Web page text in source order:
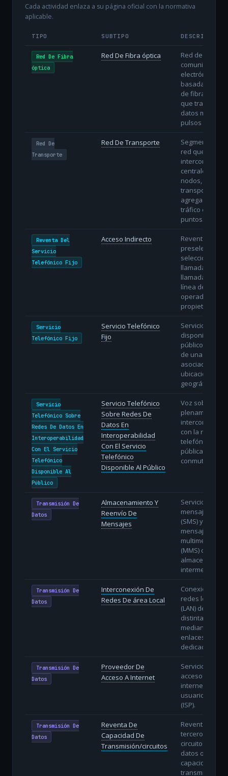
Cada actividad enlaza a su página oficial con la normativa
aplicable.
TIPO SUBTIPO DESCRIPCIÓN
Red De Fibra
óptica
Red De Fibra óptica
Red de
electrónicas
basada en
de fibra óptica
que transmiten
datos
pulsos de luz.
Red De
Transporte
Red De Transporte
Segmento de
red que
interconecta
centrales y
nodos,
transportando
agregados de
tráfico entre
puntos.
Reventa Del
Servicio
Telefónico Fijo
Acceso Indirecto
Reventa con
preselección o
selección
llamada a
llamada sobre
línea del
operador
propietario.
Servicio
Telefónico Fijo
Servicio Telefónico
Fijo
Servicio de voz
disponible al
público a
de una línea
asociada a una
ubicación
geográfica.
Servicio
Telefónico Sobre
Redes De Datos En
Interoperabilidad
Con El Servicio
Telefónico
Disponible Al
Público
Servicio Telefónico
Sobre Redes De
Datos En
Interoperabilidad
Con El Servicio
Telefónico
Disponible Al Público
Voz sobre IP
plenamente
interconectada
con la red
telefónica
pública
conmutada.
Transmisión De
Datos
Almacenamiento Y
Reenvío De
Mensajes
Servicios de
mensajes
(SMS) y
mensajería
multimedia
(MMS) con
intermedio.
Transmisión De
Datos
Interconexión De
Redes De área Local
Conexión de
redes locales
(LAN) de
distintas sedes
mediante
enlaces
dedicados.
Transmisión De
Datos
Proveedor De
Acceso A Internet
Servicio de
acceso a
internet a
usuarios
(ISP).
Transmisión De
Datos
Reventa De
Capacidad De
Transmisión/circuitos
Reventa a
terceros de
circuitos de
datos o
capacidad de
transmisión